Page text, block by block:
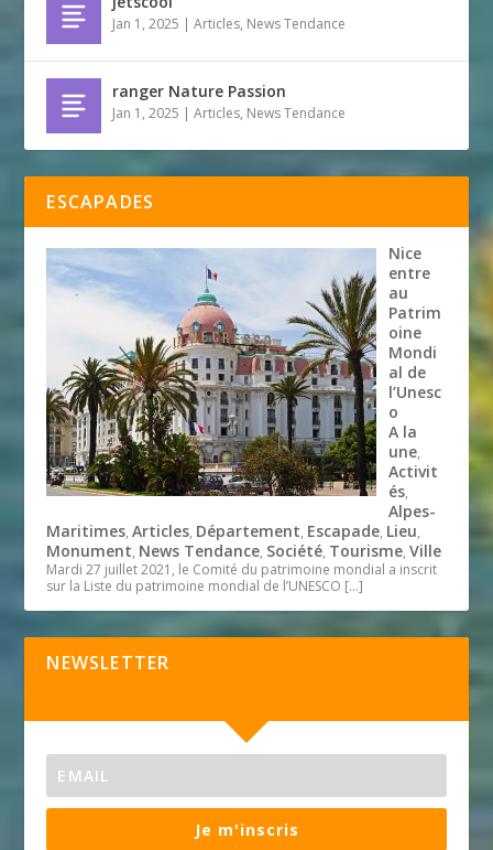
Jan 1, 2025 |Articles, News Tendance
ranger Nature Passion
Jan 1, 2025 |Articles, News Tendance
ESCAPADES
Nice
entre
au
Patrim
oine
Mondi
al de
l’Unesc
o
A la
une,
Activit
és,
Alpes-
Maritimes,Articles, Département, Escapade, Lieu,
Monument, News Tendance, Société, Tourisme,Ville
Mardi 27 juillet 2021, le Comité du patrimoine mondial a inscrit
sur la Liste du patrimoine mondial de l’UNESCO […]
NEWSLETTER
Je m'inscris